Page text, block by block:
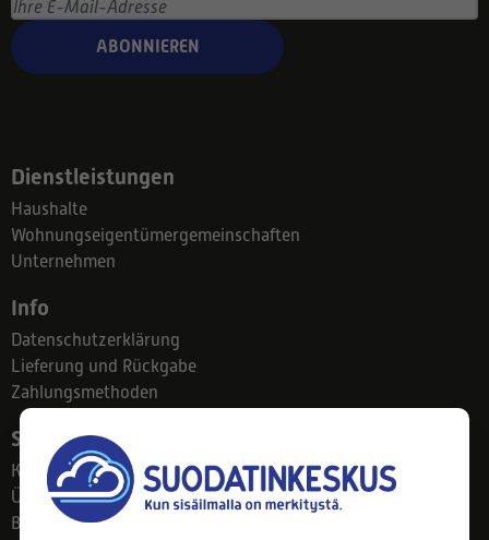
ABONNIEREN
Dienstleistungen
Haushalte
Wohnungseigentümergemeinschaften
Unternehmen
Info
Datenschutzerklärung
Lieferung und Rückgabe
Zahlungsmethoden
Suodatinkeskus
Kontakt
Über uns
Blog